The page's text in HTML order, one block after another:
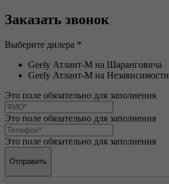
Заказать звонок
Выберите дилера *
Geely Атлант-М на Шаранговича
Geely Атлант-М на Независимости
Это поле обязательно для заполнения
Это поле обязательно для заполнения
Это поле обязательно для заполнения